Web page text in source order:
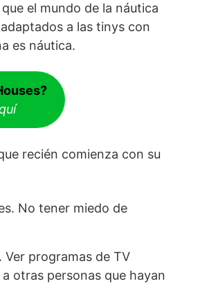
el mundo de la náutica
a las tinys con
es náutica.
recién comienza con su
No tener miedo de
programas de TV
otras personas que hayan